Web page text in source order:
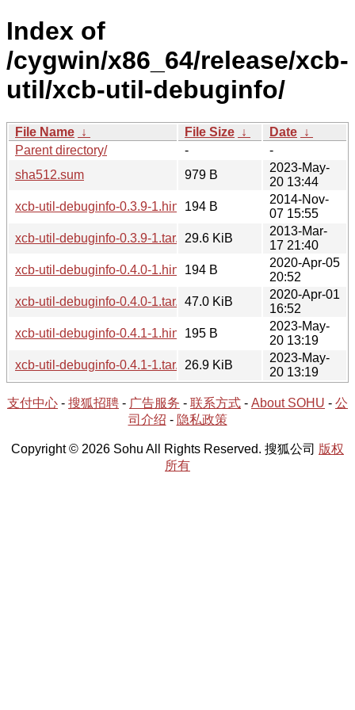
Index of
/cygwin/x86_64/release/xcb-
util/xcb-util-debuginfo/
File Name ↓ File Size ↓ Date ↓
Parent directory/
-
-
sha512.sum
979 B
2023-May-
20 13:44
xcb-util-debuginfo-0.3.9-1.hint
194 B
2014-Nov-
07 15:55
xcb-util-debuginfo-0.3.9-1.tar.bz229.6 KiB
2013-Mar-
17 21:40
xcb-util-debuginfo-0.4.0-1.hint
194 B
2020-Apr-05
20:52
xcb-util-debuginfo-0.4.0-1.tar.xz47.0 KiB
2020-Apr-01
16:52
xcb-util-debuginfo-0.4.1-1.hint
195 B
2023-May-
20 13:19
xcb-util-debuginfo-0.4.1-1.tar.xz26.9 KiB
2023-May-
20 13:19
支付中心 - 搜狐招聘 - 广告服务 - 联系方式 - About SOHU - 公
司介绍 - 隐私政策
Copyright © 2026 Sohu All Rights Reserved. 搜狐公司 版权
所有